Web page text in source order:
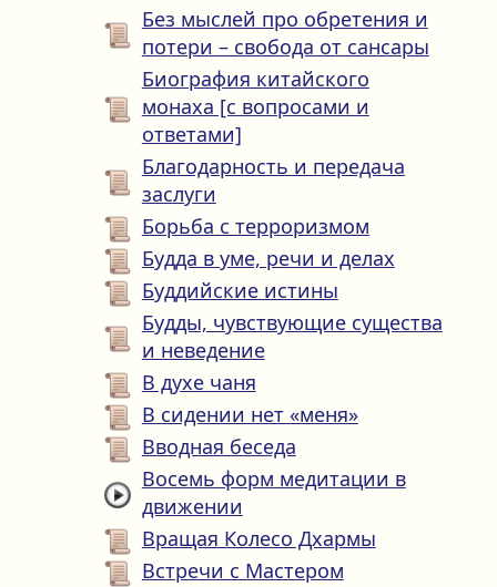
Без мыслей про обретения и
потери – свобода от сансары
Биография китайского
монаха [с вопросами и
ответами]
Благодарность и передача
заслуги
Борьба с терроризмом
Будда в уме, речи и делах
Буддийские истины
Будды, чувствующие существа
и неведение
В духе чаня
В сидении нет «меня»
Вводная беседа
Восемь форм медитации в
движении
Вращая Колесо Дхармы
Встречи с Мастером